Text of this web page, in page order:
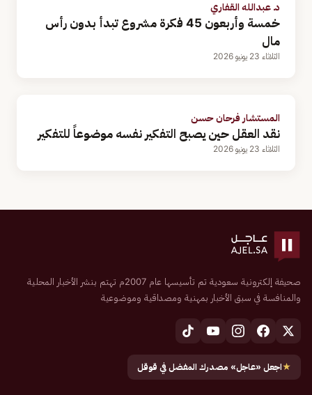
د. عبدالله القفاري
خمسة وأربعون 45 فكرة مشروع تبدأ بدون رأس
مال
الثلاثاء 23 يونيو 2026
المستشار فرحان حسن
نقد العقل حين يصبح التفكير نفسه موضوعاً للتفكير
الثلاثاء 23 يونيو 2026
صحيفة إلكترونية سعودية تم تأسيسها عام 2007م تهتم بنشر الأخبار المحلية
والمنافسة في سبق الأخبار بمهنية ومصداقية وموضوعية
★اجعل «عاجل» مصدرك المفضل في قوقل